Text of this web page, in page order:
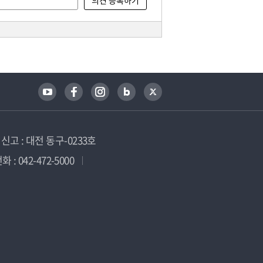
고 : 대전 동구-0233호
: 042-472-5000